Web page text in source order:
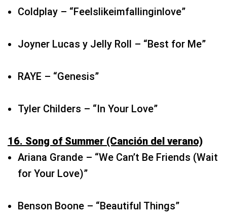
RAYE – “Genesis”
Tyler Childers – “In Your Love”
16. Song of Summer (Canción del verano)
for Your Love)”
Benson Boone – “Beautiful Things”
Billie Eilish – “Birds of a Feather”
Chappell Roan – “Good Luck, Babe!”